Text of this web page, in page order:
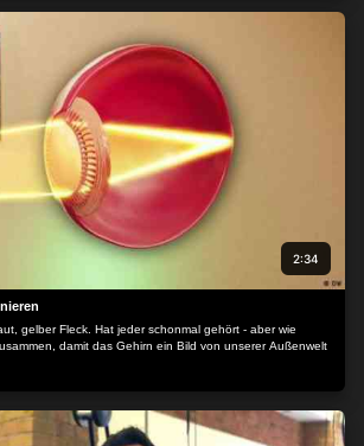
2:34
gelber Fleck. Hat jeder schonmal gehört - aber wie
damit das Gehirn ein Bild von unserer Außenwelt